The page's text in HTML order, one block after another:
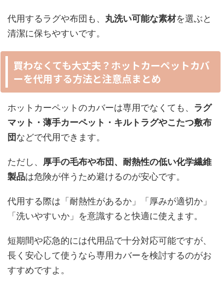
代用するラグや布団も、 丸洗い可能な素材を選ぶと
清潔に保ちやすいです。
買わなくても大丈夫？ホットカーペットカバ
ーを代用する方法と注意点まとめ
ホットカーペットのカバーは専用でなくても、 ラグ
マット・薄手カーペット・キルトラグやこたつ敷布
団などで代用できます。
ただし、 厚手の毛布や布団、耐熱性の低い化学繊維
製品は危険が伴うため避けるのが安心です。
代用する際は「耐熱性があるか」「厚みが適切か」
「洗いやすいか」を意識すると快適に使えます。
短期間や応急的には代用品で十分対応可能ですが、
長く安心して使うなら専用カバーを検討するのがお
すすめですよ。